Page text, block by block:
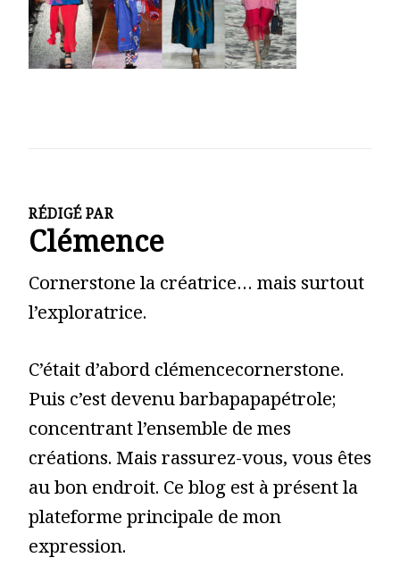
RÉDIGÉ PAR
Clémence
Cornerstone la créatrice… mais surtout
l’exploratrice.
C’était d’abord clémencecornerstone.
Puis c’est devenu barbapapapétrole;
concentrant l’ensemble de mes
créations. Mais rassurez-vous, vous êtes
au bon endroit. Ce blog est à présent la
plateforme principale de mon
expression.